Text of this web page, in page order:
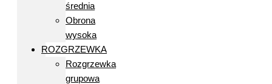
średnia
Obrona
wysoka
ROZGRZEWKA
Rozgrzewka
grupowa